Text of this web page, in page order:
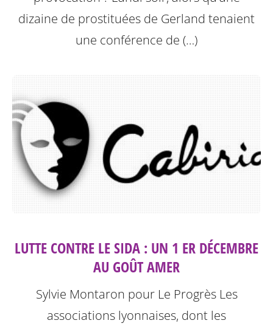
dizaine de prostituées de Gerland tenaient
une conférence de (…)
LUTTE CONTRE LE SIDA : UN 1 ER DÉCEMBRE
AU GOÛT AMER
Sylvie Montaron pour Le Progrès Les
associations lyonnaises, dont les